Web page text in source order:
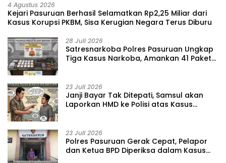
4 Agustus 2026
Kejari Pasuruan Berhasil Selamatkan Rp2,25 Miliar dari
Kasus Korupsi PKBM, Sisa Kerugian Negara Terus Diburu
28 Juli 2026
‎Satresnarkoba Polres Pasuruan Ungkap
Tiga Kasus Narkoba, Amankan 41 Paket
23 Juli 2026
‎Janji Bayar Tak Ditepati, Samsul akan
Laporkan HMD ke Polisi atas Kasus
23 Juli 2026
‎Polres Pasuruan Gerak Cepat, Pelapor
dan Ketua BPD Diperiksa dalam Kasus